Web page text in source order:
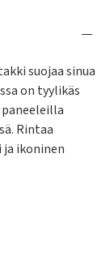
suojaa sinua
on tyylikäs
Rintaa
ikoninen